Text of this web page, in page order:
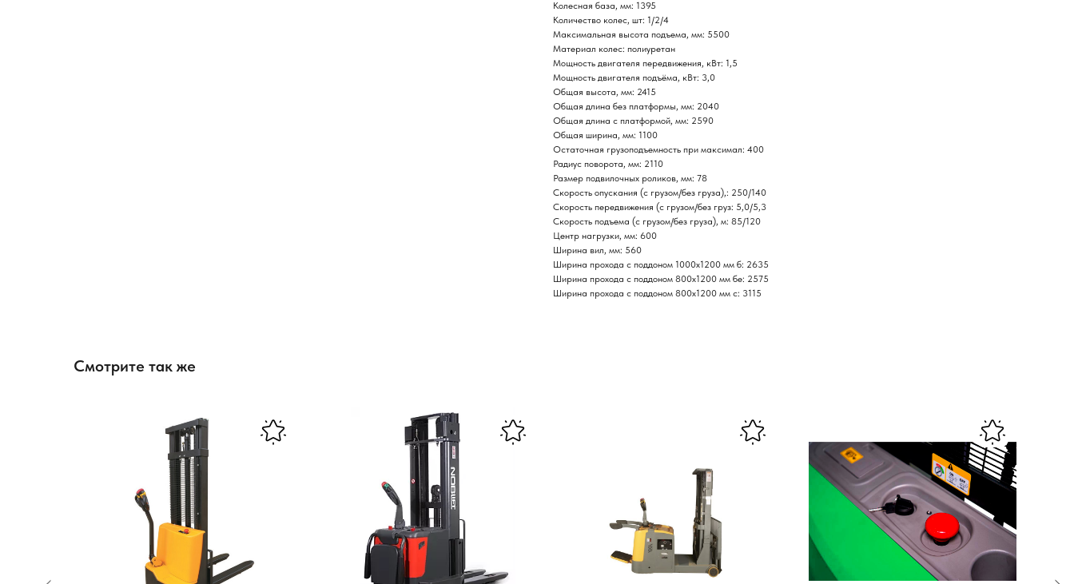
Колесная база, мм: 1395
Количество колес, шт: 1/2/4
Максимальная высота подъема, мм: 5500
Материал колес: полиуретан
Мощность двигателя передвижения, кВт: 1,5
Мощность двигателя подъёма, кВт: 3,0
Общая высота, мм: 2415
Общая длина без платформы, мм: 2040
Общая длина с платформой, мм: 2590
Общая ширина, мм: 1100
Остаточная грузоподъемность при максимал: 400
Радиус поворота, мм: 2110
Размер подвилочных роликов, мм: 78
Скорость опускания (с грузом/без груза),: 250/140
Скорость передвижения (с грузом/без груз: 5,0/5,3
Скорость подъема (с грузом/без груза), м: 85/120
Центр нагрузки, мм: 600
Ширина вил, мм: 560
Ширина прохода с поддоном 1000х1200 мм б: 2635
Ширина прохода с поддоном 800х1200 мм бе: 2575
Ширина прохода с поддоном 800х1200 мм с: 3115
Смотрите так же